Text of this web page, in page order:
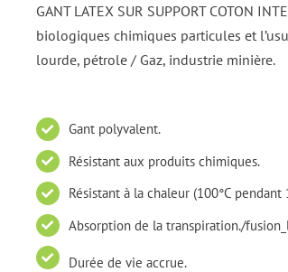
GANT LATEX SUR SUPPORT COTON
biologiques chimiques particules et
lourde, pétrole / Gaz, industrie minière.
Gant polyvalent.
Résistant aux produits chimiques.
Résistant à la chaleur (100°C pendant
Absorption de la transpiration./
Durée de vie accrue.